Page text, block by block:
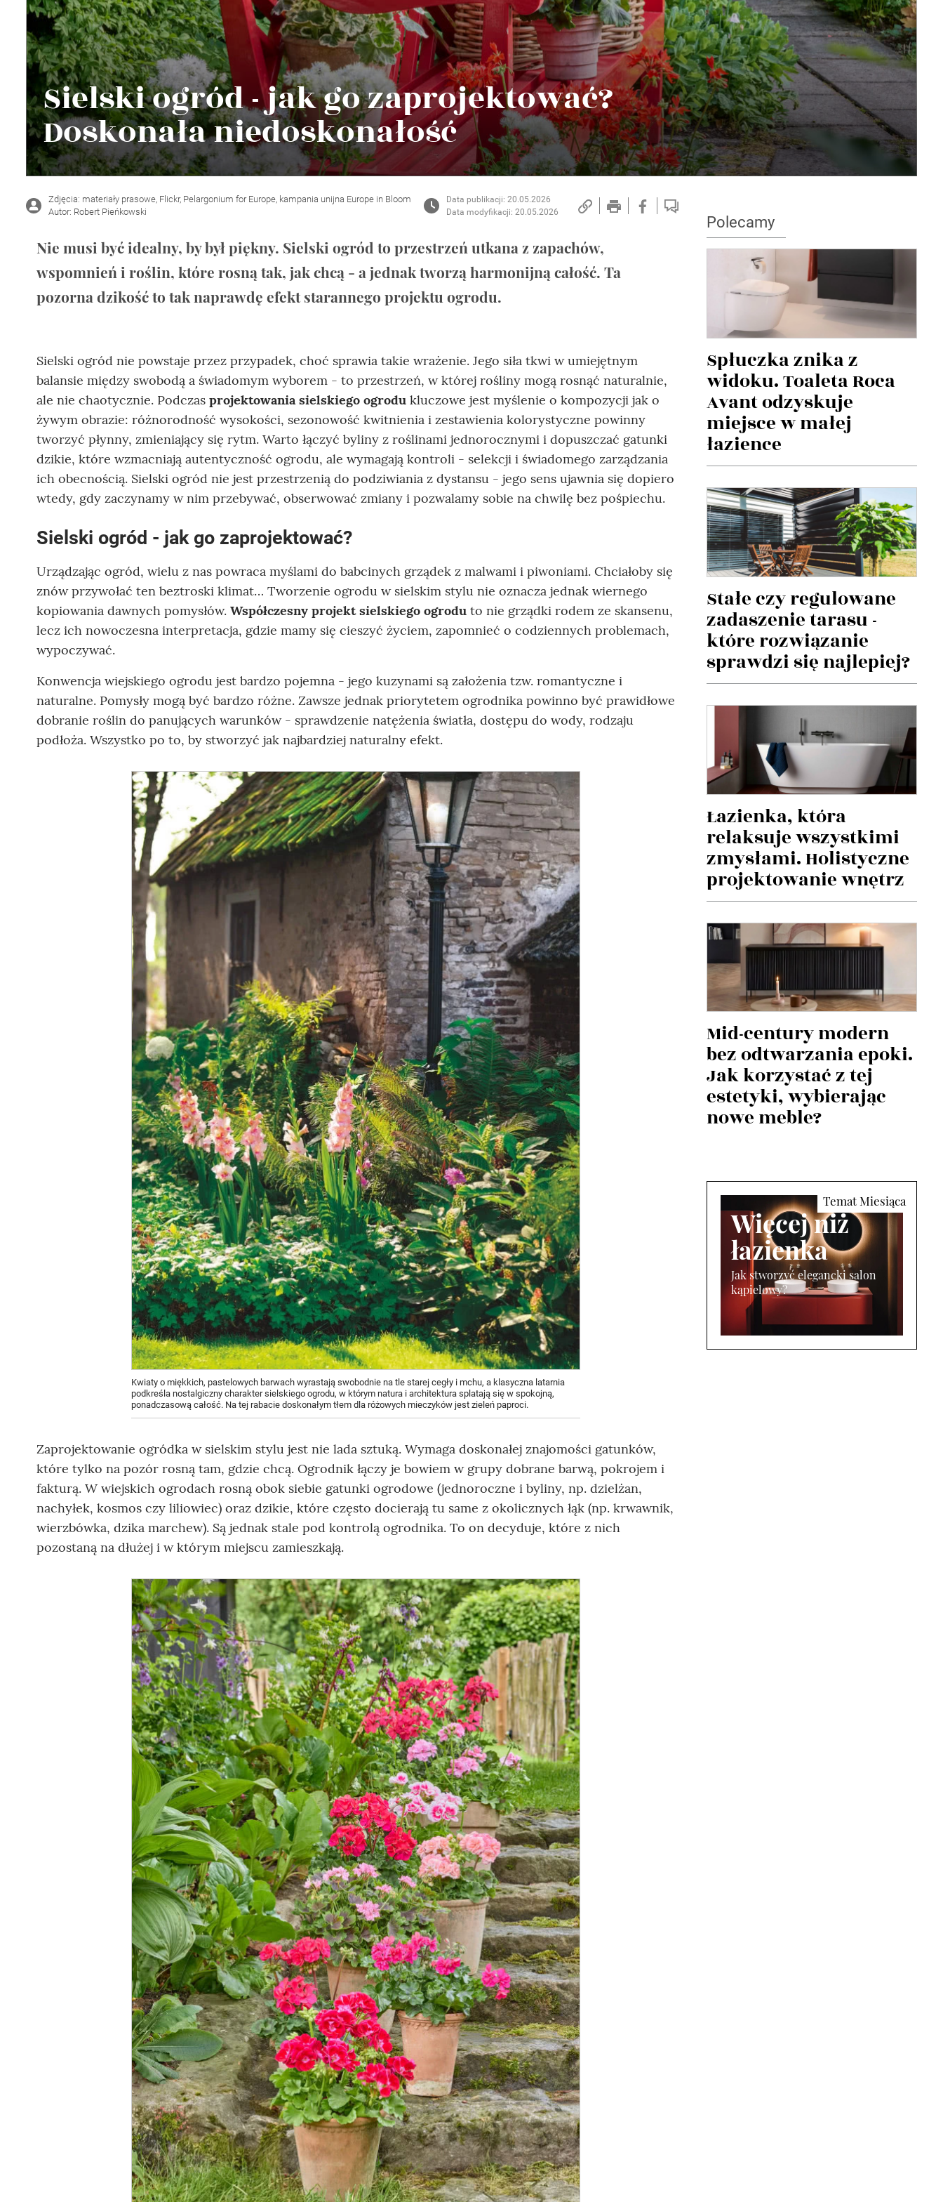
Wellnes
DIY
Sielski ogród - jak go zaprojektować?
Doskonała niedoskonałość
Zdjęcia: materiały prasowe, Flickr, Pelargonium for Europe, kampania unijna Europe in Bloom
Autor: Robert Pieńkowski
Data publikacji: 20.05.2026
Data modyfikacji: 20.05.2026
Nie musi być idealny, by był piękny. Sielski ogród to przestrzeń utkana z zapachów,
wspomnień i roślin, które rosną tak, jak chcą - a jednak tworzą harmonijną całość. Ta
pozorna dzikość to tak naprawdę efekt starannego projektu ogrodu.
Sielski ogród nie powstaje przez przypadek, choć sprawia takie wrażenie. Jego siła tkwi w umiejętnym
balansie między swobodą a świadomym wyborem - to przestrzeń, w której rośliny mogą rosnąć naturalnie,
ale nie chaotycznie. Podczas projektowania sielskiego ogrodu kluczowe jest myślenie o kompozycji jak o
żywym obrazie: różnorodność wysokości, sezonowość kwitnienia i zestawienia kolorystyczne powinny
tworzyć płynny, zmieniający się rytm. Warto łączyć byliny z roślinami jednorocznymi i dopuszczać gatunki
dzikie, które wzmacniają autentyczność ogrodu, ale wymagają kontroli - selekcji i świadomego zarządzania
ich obecnością. Sielski ogród nie jest przestrzenią do podziwiania z dystansu - jego sens ujawnia się dopiero
wtedy, gdy zaczynamy w nim przebywać, obserwować zmiany i pozwalamy sobie na chwilę bez pośpiechu.
Sielski ogród - jak go zaprojektować?
Urządzając ogród, wielu z nas powraca myślami do babcinych grządek z malwami i piwoniami. Chciałoby się
znów przywołać ten beztroski klimat… Tworzenie ogrodu w sielskim stylu nie oznacza jednak wiernego
kopiowania dawnych pomysłów. Współczesny projekt sielskiego ogrodu to nie grządki rodem ze skansenu,
lecz ich nowoczesna interpretacja, gdzie mamy się cieszyć życiem, zapomnieć o codziennych problemach,
wypoczywać.
Konwencja wiejskiego ogrodu jest bardzo pojemna - jego kuzynami są założenia tzw. romantyczne i
naturalne. Pomysły mogą być bardzo różne. Zawsze jednak priorytetem ogrodnika powinno być prawidłowe
dobranie roślin do panujących warunków - sprawdzenie natężenia światła, dostępu do wody, rodzaju
podłoża. Wszystko po to, by stworzyć jak najbardziej naturalny efekt.
Kwiaty o miękkich, pastelowych barwach wyrastają swobodnie na tle starej cegły i mchu, a klasyczna latarnia
podkreśla nostalgiczny charakter sielskiego ogrodu, w którym natura i architektura splatają się w spokojną,
ponadczasową całość. Na tej rabacie doskonałym tłem dla różowych mieczyków jest zieleń paproci.
Zaprojektowanie ogródka w sielskim stylu jest nie lada sztuką. Wymaga doskonałej znajomości gatunków,
które tylko na pozór rosną tam, gdzie chcą. Ogrodnik łączy je bowiem w grupy dobrane barwą, pokrojem i
fakturą. W wiejskich ogrodach rosną obok siebie gatunki ogrodowe (jednoroczne i byliny, np. dzielżan,
nachyłek, kosmos czy liliowiec) oraz dzikie, które często docierają tu same z okolicznych łąk (np. krwawnik,
wierzbówka, dzika marchew). Są jednak stale pod kontrolą ogrodnika. To on decyduje, które z nich
pozostaną na dłużej i w którym miejscu zamieszkają.
Polecamy
Spłuczka znika z
widoku. Toaleta Roca
Avant odzyskuje
miejsce w małej
łazience
Stałe czy regulowane
zadaszenie tarasu -
które rozwiązanie
sprawdzi się najlepiej?
Łazienka, która
relaksuje wszystkimi
zmysłami. Holistyczne
projektowanie wnętrz
Mid-century modern
bez odtwarzania epoki.
Jak korzystać z tej
estetyki, wybierając
nowe meble?
Więcej niż
łazienka
Jak stworzyć elegancki salon
kąpielowy?